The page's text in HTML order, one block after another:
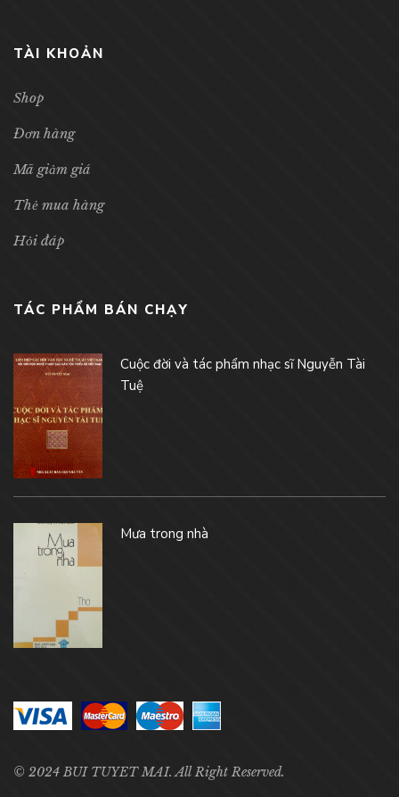
TÀI KHOẢN
Shop
Đơn hàng
Mã giảm giá
Thẻ mua hàng
Hỏi đáp
TÁC PHẨM BÁN CHẠY
Cuộc đời và tác phẩm nhạc sĩ Nguyễn Tài
Tuệ
Mưa trong nhà
© 2024 BUI TUYET MAI. All Right Reserved.